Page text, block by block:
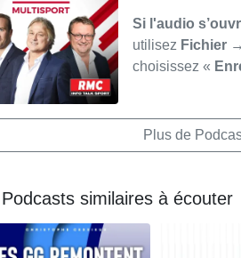
Si l'audio
utilisez Fichier
choisissez «
Plus de
similaires à écouter